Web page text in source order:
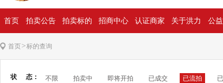
首页 拍卖公告 拍卖标的 招商中心 认证商家 关于洪力 公
首页>标的查询
状 态： 不限 拍卖中 即将开拍 已成交 已流拍